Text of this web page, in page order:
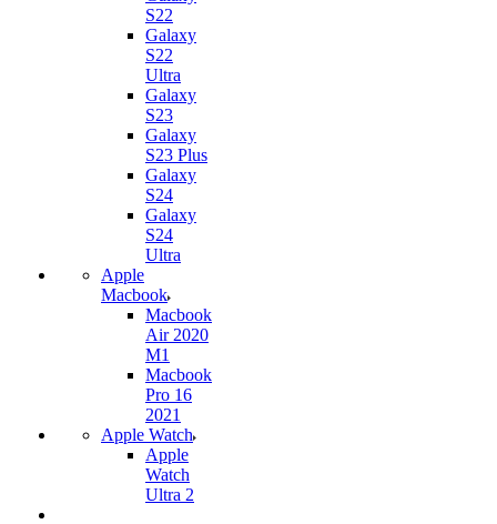
S22
Galaxy
S22
Ultra
Galaxy
S23
Galaxy
S23 Plus
Galaxy
S24
Galaxy
S24
Ultra
Apple
Macbook
Macbook
Air 2020
M1
Macbook
Pro 16
2021
Apple Watch
Apple
Watch
Ultra 2